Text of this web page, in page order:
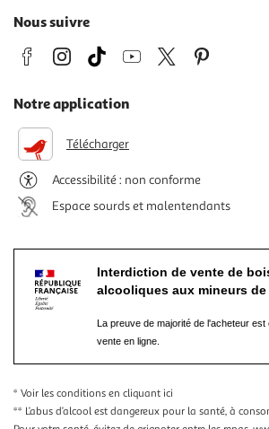
Nous suivre
Notre application
Télécharger
Accessibilité : non conforme
Espace sourds et malentendants
Interdiction de vente de
alcooliques aux mineurs
La preuve de majorité de l'acheteur
vente en ligne.
* Voir les conditions en cliquant ici
** L’abus d’alcool est dangereux pour la santé, à